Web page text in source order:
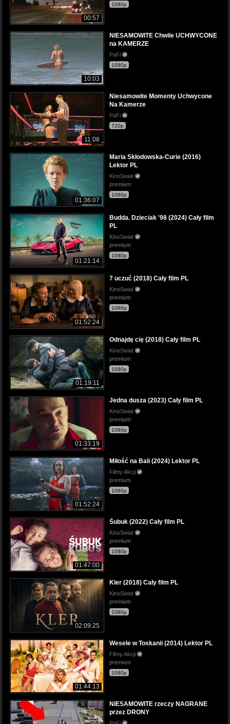
00:57
1080p
10:03
NIESAMOWITE Chwile UCHWYCONE
na KAMERZE
PaFi
1080p
11:08
Niesamowite Momenty Uchwycone
Na Kamerze
PaFi
720p
01:36:07
Maria Skłodowska-Curie (2016)
Lektor PL
KinoSwiat
premium
1080p
01:21:14
Budda. Dzieciak '98 (2024) Cały film
PL
KinoSwiat
premium
1080p
01:52:24
7 uczuć (2018) Cały film PL
KinoSwiat
premium
1080p
01:19:11
Odnajdę cię (2018) Cały film PL
KinoSwiat
premium
1080p
01:33:19
Jedna dusza (2023) Cały film PL
KinoSwiat
premium
1080p
01:52:24
Miłość na Bali (2024) Lektor PL
Filmy Akcji
premium
1080p
01:47:00
Śubuk (2022) Cały film PL
KinoSwiat
premium
1080p
02:09:25
Kler (2018) Cały film PL
KinoSwiat
premium
1080p
01:44:13
Wesele w Toskanii (2014) Lektor PL
Filmy Akcji
premium
1080p
NIESAMOWITE rzeczy NAGRANE
przez DRONY